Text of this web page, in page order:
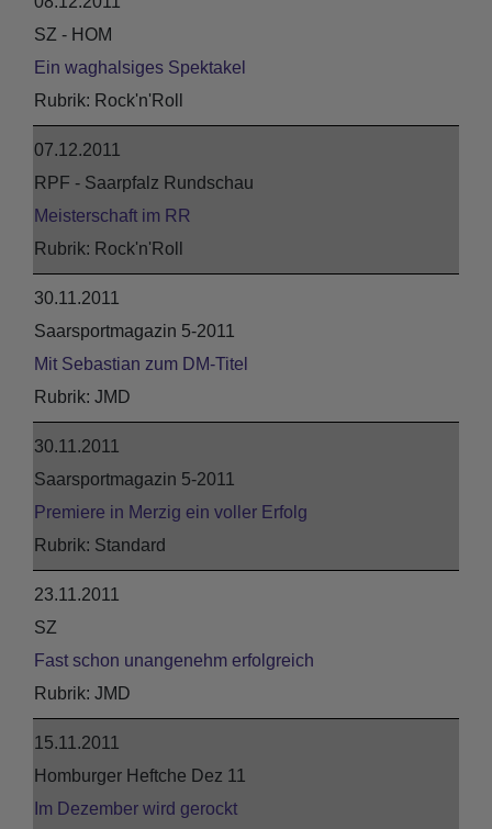
SZ - HOM
Ein waghalsiges Spektakel
Rock'n'Roll
07.12.2011
RPF - Saarpfalz Rundschau
Meisterschaft im RR
Rock'n'Roll
30.11.2011
Saarsportmagazin 5-2011
Mit Sebastian zum DM-Titel
JMD
30.11.2011
Saarsportmagazin 5-2011
Premiere in Merzig ein voller Erfolg
Standard
23.11.2011
SZ
Fast schon unangenehm erfolgreich
JMD
15.11.2011
Homburger Heftche Dez 11
Im Dezember wird gerockt